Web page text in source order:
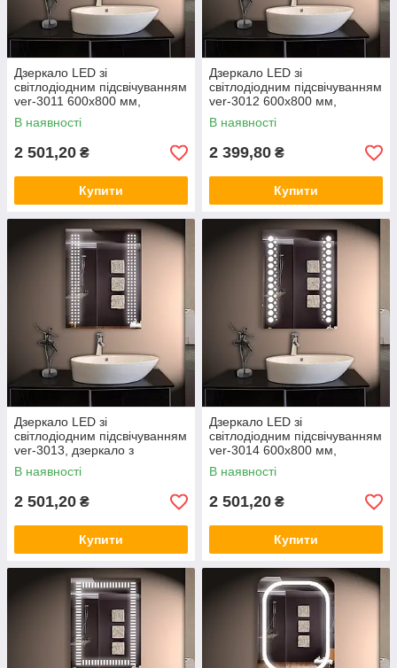
Дзеркало LED зі
світлодіодним підсвічуванням
ver-3011 600х800 мм,
дзеркало з підсвіткою
В наявності
2 501,20 ₴
Купити
Дзеркало LED зі
світлодіодним підсвічуванням
ver-3012 600х800 мм,
дзеркало з підсвіткою
В наявності
2 399,80 ₴
Купити
Дзеркало LED зі
світлодіодним підсвічуванням
ver-3013, дзеркало з
підсвіткою
В наявності
2 501,20 ₴
Купити
Дзеркало LED зі
світлодіодним підсвічуванням
ver-3014 600х800 мм,
дзеркало з підсвіткою
В наявності
2 501,20 ₴
Купити